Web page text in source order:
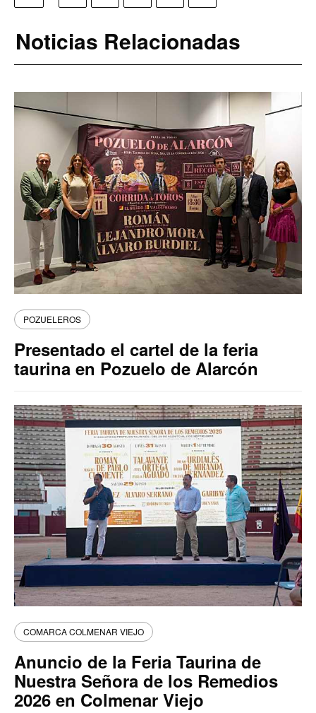
Noticias Relacionadas
POZUELEROS
Presentado el cartel de la feria
taurina en Pozuelo de Alarcón
COMARCA COLMENAR VIEJO
Anuncio de la Feria Taurina de
Nuestra Señora de los Remedios
2026 en Colmenar Viejo